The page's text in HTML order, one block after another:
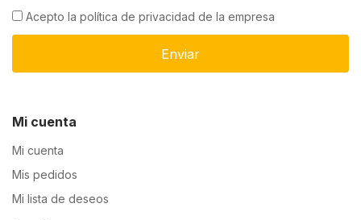
Acepto la política de privacidad de la empresa
Enviar
Mi cuenta
Mi cuenta
Mis pedidos
Mi lista de deseos